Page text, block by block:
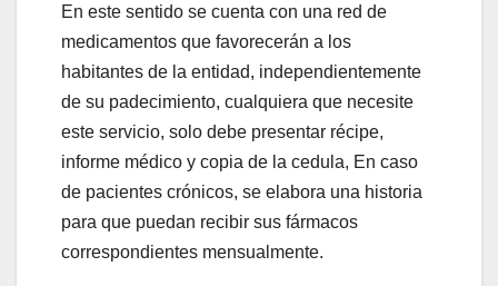
En este sentido se cuenta con una red de
medicamentos que favorecerán a los
habitantes de la entidad, independientemente
de su padecimiento, cualquiera que necesite
este servicio, solo debe presentar récipe,
informe médico y copia de la cedula, En caso
de pacientes crónicos, se elabora una historia
para que puedan recibir sus fármacos
correspondientes mensualmente.